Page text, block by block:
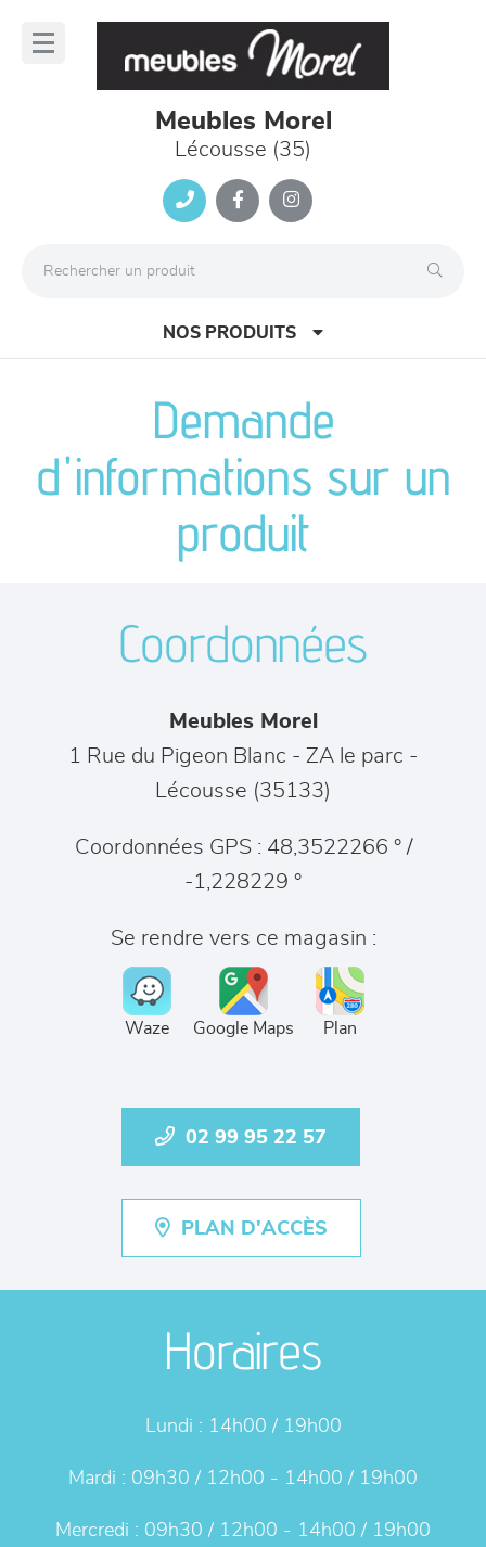
Meubles Morel
Lécousse (35)
NOS PRODUITS
canapés et fauteuils
séjours
meubles de complément
chambres et dressing
décoration
Demande
d'informations sur un
produit
Coordonnées
Meubles Morel
1 Rue du Pigeon Blanc - ZA le parc -
Lécousse (35133)
Coordonnées GPS : 48,3522266 ° /
-1,228229 °
Se rendre vers ce magasin :
Waze Google Maps Plan
02 99 95 22 57
PLAN D'ACCÈS
Horaires
Lundi : 14h00 / 19h00
Mardi : 09h30 / 12h00 - 14h00 / 19h00
Mercredi : 09h30 / 12h00 - 14h00 / 19h00